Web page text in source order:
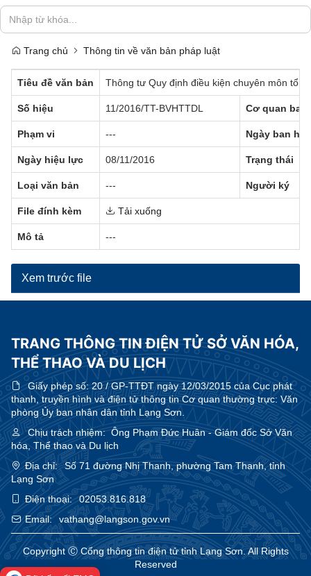
Trang chủ Thông tin về văn bản pháp luật
Tiêu đề văn bản Thông tư Quy định điều kiện chuyên môn tổ
Số hiệu 11/2016/TT-BVHTTDL Cơ quan ban
Phạm vi --- Ngày ban
Ngày hiệu lực 08/11/2016 Trạng thái
Loại văn bản --- Người ký
File đính kèm Tải xuống
Mô tả ---
Xem trước file
TRANG THÔNG TIN ĐIỆN TỬ SỞ VĂN HÓA,
THỂ THAO VÀ DU LỊCH
Giấy phép số:20 / GP-TTĐT ngày 12/03/2015 của Cục phát
thanh, truyền hình và điện tử thông tin Cơ quan thường trực: Văn
phòng Ủy ban nhân dân tỉnh Lạng Sơn.
Chịu trách nhiệm:Ông Phạm Đức Huân - Giám đốc Sở Văn
hóa, Thể thao và Du lịch
Địa chỉ:
Số 71 đường Nhị Thanh, phường Tam Thanh, tỉnh
Lạng Sơn
Điện thoại:
02053.816.818
Email:
vathang@langson.gov.vn
Copyright Ⓒ Cổng thông tin điện tử tỉnh Lạng Sơn. All Rights
Reserved